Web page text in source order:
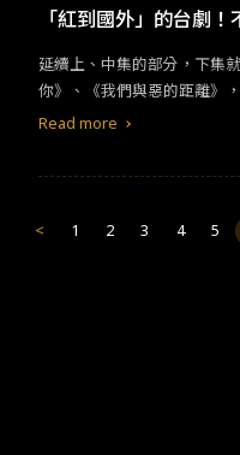
與宋仲基主演韓劇《黑道律
此殊榮的台劇！也是一部台灣之光的好劇！
子》：
「紅到國外」的台劇
延續上、中集的部分，下集
你》、《我們與惡的距離》，這三部
理女王宮部美幸同名暢銷小
要背景。 《模仿犯》中的犯罪比疾病更像疾病，這個犯罪的惡就會
像疾病一樣的蔓延，最終要
Read more
< 1 2 3 4 5